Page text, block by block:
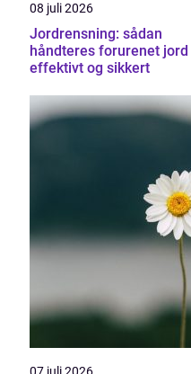
08 juli 2026
Jordrensning: sådan
håndteres forurenet jord
effektivt og sikkert